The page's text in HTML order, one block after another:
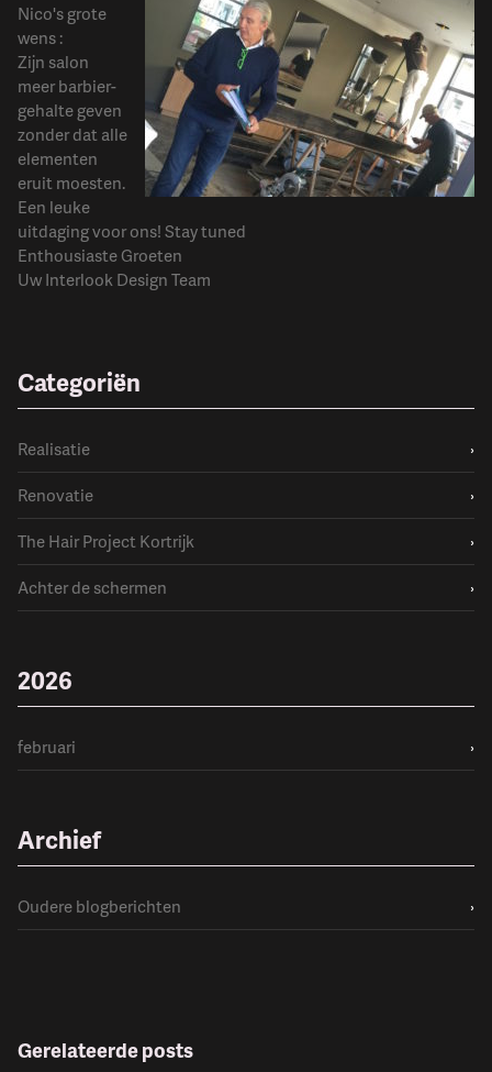
Nico's grote
wens :
Zijn salon
meer barbier-
gehalte geven
zonder dat alle
elementen
eruit moesten.
Een leuke
uitdaging voor ons! Stay tuned
Enthousiaste Groeten
Uw Interlook Design Team
Categoriën
Realisatie
›
Renovatie
›
The Hair Project Kortrijk
›
Achter de schermen
›
2026
februari ›
Archief
Oudere blogberichten ›
Gerelateerde posts